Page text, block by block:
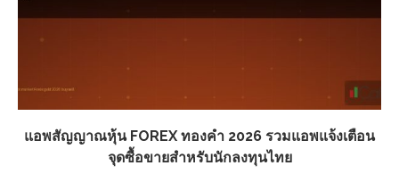
แอพสัญญาณหุ้น FOREX ทองคำ 2026 รวมแอพแจ้งเตือน
จุดซื้อขายสำหรับนักลงทุนไทย